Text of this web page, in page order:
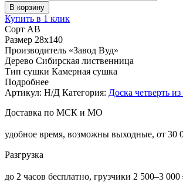
В корзину
Купить в 1 клик
Сорт АВ
Размер 28х140
Производитель «Завод Вуд»
Дерево Сибирская лиственница
Тип сушки Камерная сушка
Подробнее
Артикул: Н/Д Категория: Доска четверть
Доставка по МСК и МО
удобное время, возможны выходные, от 30
Разгрузка
до 2 часов бесплатно, грузчики 2 500–3 000